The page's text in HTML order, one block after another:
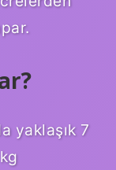
yaklaşık 7